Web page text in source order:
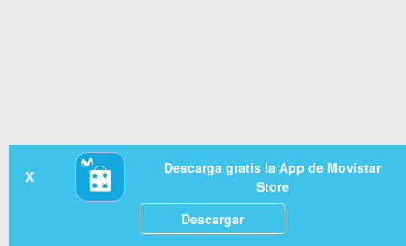
X
Descarga gratis la App de Movistar
Store
Descargar